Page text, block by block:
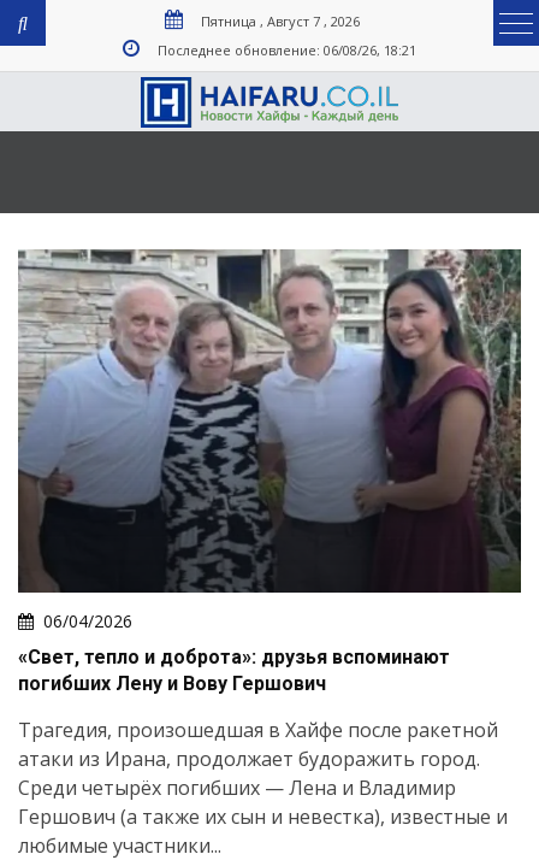
Пятница , Август 7 , 2026
Последнее обновление: 06/08/26, 18:21
06/04/2026
«Свет, тепло и доброта»: друзья вспоминают
погибших Лену и Вову Гершович
Трагедия, произошедшая в Хайфе после ракетной
атаки из Ирана, продолжает будоражить город.
Среди четырёх погибших — Лена и Владимир
Гершович (а также их сын и невестка), известные и
любимые участники...